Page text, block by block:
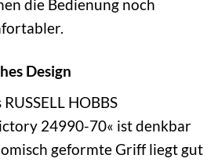
die Bedienung noch
Design
HOBBS
24990-70« ist denkbar
geformte Griff liegt gut